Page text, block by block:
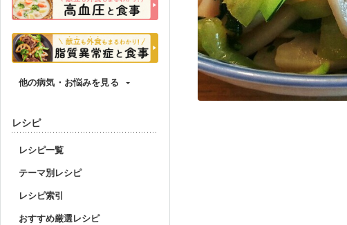
他の病気・お悩みを見る
レシピ
レシピ一覧
テーマ別レシピ
レシピ索引
おすすめ厳選レシピ